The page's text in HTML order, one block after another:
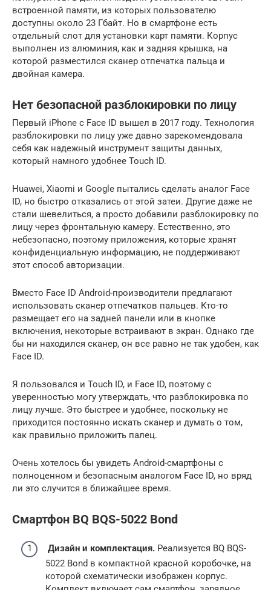
встроенной памяти, из которых пользователю
доступны около 23 Гбайт. Но в смартфоне есть
отдельный слот для установки карт памяти. Корпус
выполнен из алюминия, как и задняя крышка, на
которой разместился сканер отпечатка пальца и
двойная камера.
Нет безопасной разблокировки по лицу
Первый iPhone с Face ID вышел в 2017 году. Технология
разблокировки по лицу уже давно зарекомендовала
себя как надежный инструмент защиты данных,
который намного удобнее Touch ID.
Huawei, Xiaomi и Google пытались сделать аналог Face
ID, но быстро отказались от этой затеи. Другие даже не
стали шевелиться, а просто добавили разблокировку по
лицу через фронтальную камеру. Естественно, это
небезопасно, поэтому приложения, которые хранят
конфиденциальную информацию, не поддерживают
этот способ авторизации.
Вместо Face ID Android-производители предлагают
использовать сканер отпечатков пальцев. Кто-то
размещает его на задней панели или в кнопке
включения, некоторые встраивают в экран. Однако где
бы ни находился сканер, он все равно не так удобен, как
Face ID.
Я пользовался и Touch ID, и Face ID, поэтому с
уверенностью могу утверждать, что разблокировка по
лицу лучше. Это быстрее и удобнее, поскольку не
приходится постоянно искать сканер и думать о том,
как правильно приложить палец.
Очень хотелось бы увидеть Android-смартфоны с
полноценном и безопасным аналогом Face ID, но вряд
ли это случится в ближайшее время.
Смартфон BQ BQS-5022 Bond
Дизайн и комплектация. Реализуется BQ BQS-
5022 Bond в компактной красной коробочке, на
которой схематически изображен корпус.